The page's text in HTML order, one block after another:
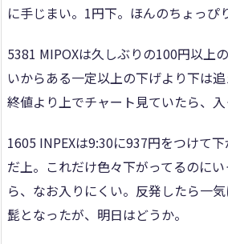
に手じまい。1円下。ほんのちょっぴ
5381 MIPOXは久しぶりの100円以上
いからある一定以上の下げより下は
終値より上でチャート見ていたら、入
1605 INPEXは9:30に937円をつけて
だ上。これだけ色々下がってるのに
ら、なお入りにくい。反発したら一
髭となったが、明日はどうか。